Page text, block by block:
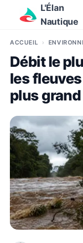
L'Élan
Nautique
ACCUEIL
Débit le
les
plus